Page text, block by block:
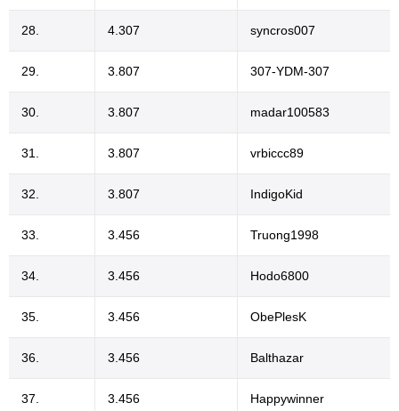
28. 4.307 syncros007
29. 3.807 307-YDM-307
30. 3.807 madar100583
31. 3.807 vrbiccc89
32. 3.807 IndigoKid
33. 3.456 Truong1998
34. 3.456 Hodo6800
35. 3.456 ObePlesK
36. 3.456 Balthazar
37. 3.456 Happywinner